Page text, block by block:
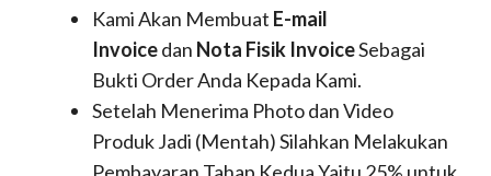
Kami Akan Membuat E-mail
Invoicedan Nota Fisik InvoiceSebagai
Bukti Order Anda Kepada Kami.
Setelah Menerima Photo dan Video
Produk Jadi (Mentah) Silahkan Melakukan